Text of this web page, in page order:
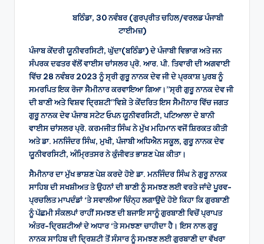
ਬਠਿੰਡਾ, 30 ਨਵੰਬਰ (ਗੁਰਪ੍ਰੀਤ ਚਹਿਲ/ਵਰਲਡ ਪੰਜਾਬੀ
ਟਾਈਮਜ਼)
ਪੰਜਾਬ ਕੇਂਦਰੀ ਯੂਨੀਵਰਸਿਟੀ, ਘੁੱਦਾ(ਬਠਿੰਡਾ) ਦੇ ਪੰਜਾਬੀ ਵਿਭਾਗ ਅਤੇ ਜਨ
ਸੰਪਰਕ ਦਫਤਰ ਵੱਲੋਂ ਵਾਈਸ ਚਾਂਸਲਰ ਪ੍ਰੋ. ਆਰ. ਪੀ. ਤਿਵਾਰੀ ਦੀ ਅਗਵਾਈ
ਵਿੱਚ 28 ਨਵੰਬਰ 2023 ਨੂੰ ਸ੍ਰੀ ਗੁਰੂ ਨਾਨਕ ਦੇਵ ਜੀ ਦੇ ਪ੍ਰਕਾਸ਼ ਪੁਰਬ ਨੂੰ
ਸਮਰਪਿਤ ਇਕ ਰੋਜਾ ਸੈਮੀਨਾਰ ਕਰਵਾਇਆ ਗਿਆ।”ਸ੍ਰੀ ਗੁਰੂ ਨਾਨਕ ਦੇਵ ਜੀ
ਦੀ ਬਾਣੀ ਅਤੇ ਵਿਸ਼ਵ ਦ੍ਰਿਸ਼ਟੀ”ਵਿਸ਼ੇ ਤੇ ਕੇਂਦਰਿਤ ਇਸ ਸੈਮੀਨਾਰ ਵਿੱਚ ਜਗਤ
ਗੁਰੂ ਨਾਨਕ ਦੇਵ ਪੰਜਾਬ ਸਟੇਟ ਓਪਨ ਯੂਨੀਵਰਸਿਟੀ, ਪਟਿਆਲਾ ਦੇ ਬਾਨੀ
ਵਾਈਸ ਚਾਂਸਲਰ ਪ੍ਰੋ. ਕਰਮਜੀਤ ਸਿੰਘ ਨੇ ਮੁੱਖ ਮਹਿਮਾਨ ਵਜੋਂ ਸ਼ਿਰਕਤ ਕੀਤੀ
ਅਤੇ ਡਾ. ਮਨਜਿੰਦਰ ਸਿੰਘ, ਮੁਖੀ, ਪੰਜਾਬੀ ਅਧਿਐਨ ਸਕੂਲ, ਗੁਰੂ ਨਾਨਕ ਦੇਵ
ਯੂਨੀਵਰਸਿਟੀ, ਅੰਮ੍ਰਿਤਸਰ ਨੇ ਕੁੰਜੀਵਤ ਭਾਸ਼ਣ ਪੇਸ਼ ਕੀਤਾ।
ਸੈਮੀਨਾਰ ਦਾ ਮੁੱਖ ਭਾਸ਼ਣ ਪੇਸ਼ ਕਰਦੇ ਹੋਏ ਡਾ. ਮਨਜਿੰਦਰ ਸਿੰਘ ਨੇ ਗੁਰੂ ਨਾਨਕ
ਸਾਹਿਬ ਦੀ ਸਖਸ਼ੀਅਤ ਤੇ ਉਹਨਾਂ ਦੀ ਬਾਣੀ ਨੂੰ ਸਮਝਣ ਲਈ ਵਰਤੇ ਜਾਂਦੇ ਪੂਰਵ-
ਪ੍ਰਚਲਿਤ ਮਾਪਦੰਡਾਂ ‘ਤੇ ਸਵਾਲੀਆ ਚਿੰਨ੍ਹ ਲਗਾਉਂਦੇ ਹੋਏ ਕਿਹਾ ਕਿ ਗੁਰਬਾਣੀ
ਨੂੰ ਪੱਛਮੀ ਸੰਕਲਪਾਂ ਰਾਹੀਂ ਸਮਝਣ ਦੀ ਬਜਾਇ ਸਾਨੂੰ ਗੁਰਬਾਣੀ ਵਿਚੋਂ ਪ੍ਰਾਪਤ
ਅੰਤਰ-ਦ੍ਰਿਸ਼ਟੀਆਂ ਦੇ ਅਧਾਰ ‘ਤੇ ਸਮਝਣਾ ਚਾਹੀਦਾ ਹੈ। ਇਸ ਨਾਲ ਗੁਰੂ
ਨਾਨਕ ਸਾਹਿਬ ਦੀ ਦ੍ਰਿਸ਼ਟੀ ਤੋਂ ਸੰਸਾਰ ਨੂੰ ਸਮਝਣ ਲਈ ਗੁਰਬਾਣੀ ਦਾ ਵੱਖਰਾ